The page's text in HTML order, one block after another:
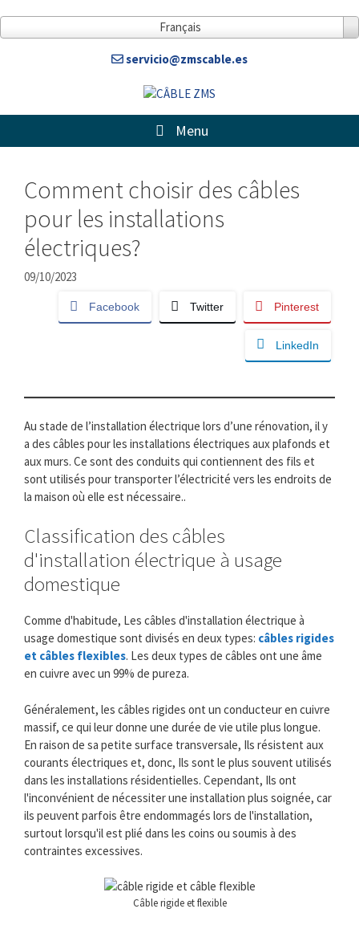
contenu
Français
servicio@zmscable.es
Menu
Comment choisir des câbles
pour les installations
électriques?
09/10/2023
Facebook Twitter Pinterest
LinkedIn
Au stade de l’installation électrique lors d’une rénovation, il y
a des câbles pour les installations électriques aux plafonds et
aux murs. Ce sont des conduits qui contiennent des fils et
sont utilisés pour transporter l’électricité vers les endroits de
la maison où elle est nécessaire..
Classification des câbles
d'installation électrique à usage
domestique
Comme d'habitude, Les câbles d'installation électrique à
usage domestique sont divisés en deux types: câbles rigides
et câbles flexibles. Les deux types de câbles ont une âme
en cuivre avec un 99% de pureza.
Généralement, les câbles rigides ont un conducteur en cuivre
massif, ce qui leur donne une durée de vie utile plus longue.
En raison de sa petite surface transversale, Ils résistent aux
courants électriques et, donc, Ils sont le plus souvent utilisés
dans les installations résidentielles. Cependant, Ils ont
l'inconvénient de nécessiter une installation plus soignée, car
ils peuvent parfois être endommagés lors de l'installation,
surtout lorsqu'il est plié dans les coins ou soumis à des
contraintes excessives.
Câble rigide et flexible